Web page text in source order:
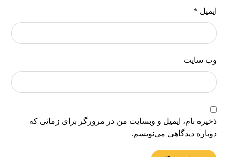
ایمیل *
وب‌ سایت
ذخیره نام، ایمیل و وبسایت من در مرورگر برای زمانی که
دوباره دیدگاهی می‌نویسم.